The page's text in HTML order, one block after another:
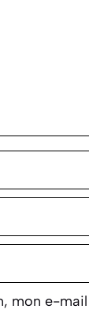
mon e-